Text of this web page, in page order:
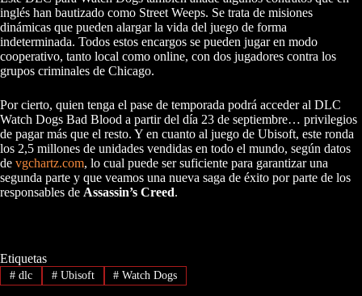
inglés han bautizado como Street Weeps. Se trata de misiones
dinámicas que pueden alargar la vida del juego de forma
indeterminada. Todos estos encargos se pueden jugar en modo
cooperativo, tanto local como online, con dos jugadores contra los
grupos criminales de Chicago.
Por cierto, quien tenga el pase de temporada podrá acceder al DLC
Watch Dogs Bad Blood a partir del día 23 de septiembre… privilegios
de pagar más que el resto. Y en cuanto al juego de Ubisoft, este ronda
los 2,5 millones de unidades vendidas en todo el mundo, según datos
de vgchartz.com, lo cual puede ser suficiente para garantizar una
segunda parte y que veamos una nueva saga de éxito por parte de los
responsables de Assassin’s Creed.
Etiquetas
#dlc #Ubisoft # Watch Dogs